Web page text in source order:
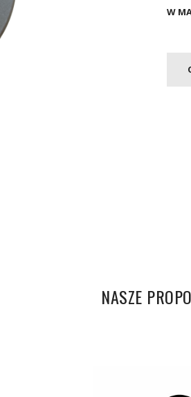
W
NASZE